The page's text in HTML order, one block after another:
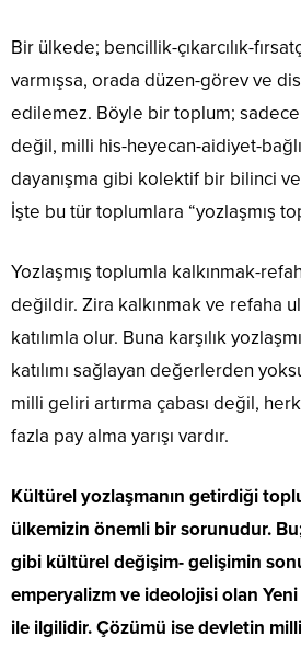
Bir ülkede; bencillik-çıkarcılık-
varmışsa, orada düzen-görev ve
edilemez. Böyle bir toplum;
değil, milli his-heyecan-aidiyet-
dayanışma gibi kolektif bir bilinci
İşte bu tür toplumlara “yozlaşmış
Yozlaşmış toplumla kalkınmak-
değildir. Zira kalkınmak ve refaha
katılımla olur. Buna karşılık
katılımı sağlayan değerlerden
milli geliri artırma çabası değil,
fazla pay alma yarışı vardır.
Kültürel yozlaşmanın getirdiği
ülkemizin önemli bir sorunudur. Bu;
gibi kültürel değişim- gelişimin
emperyalizm ve ideolojisi olan
ile ilgilidir. Çözümü ise devletin